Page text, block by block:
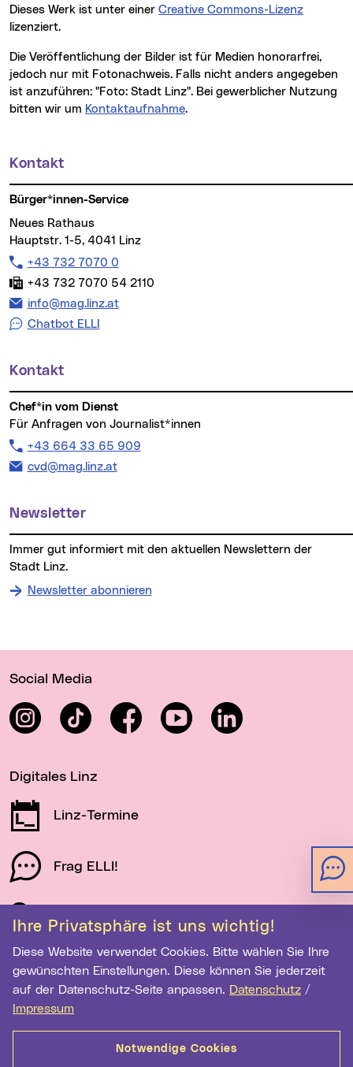
Ihre Privatsphäre ist uns wichtig!
Diese Website verwendet Cookies. Bitte wählen Sie Ihre
gewünschten Einstellungen. Diese können Sie jederzeit
auf der Datenschutz-Seite anpassen. Datenschutz /
Impressum
Notwendige Cookies
Dieses Werk ist unter einer Creative Commons-Lizenz
lizenziert.
Die Veröffentlichung der Bilder ist für Medien honorarfrei,
jedoch nur mit Fotonachweis. Falls nicht anders angegeben
ist anzuführen: "Foto: Stadt Linz". Bei gewerblicher Nutzung
bitten wir um Kontaktaufnahme.
Weitere Informationen
Kontakt
Bürger*innen-Service
Neues Rathaus
Hauptstr. 1-5, 4041 Linz
Telefon:
+43 732 7070 0
Fax:
+43 732 7070 54 2110
E-Mail Adresse:
info@mag.linz.at
Chatbot ELLI
Kontakt
Chef*in vom Dienst
Für Anfragen von Journalist*innen
Telefon:
+43 664 33 65 909
E-Mail Adresse:
cvd@mag.linz.at
Newsletter
Stadt Linz.
Newsletter abonnieren
Social Media
InstagramTikTok FacebookYouTube LinkedIn
Digitales Linz
Linz-Termine
Frag ELLI!
Schau auf Linz
Newsletter-Anmeldung
E-Mail-Adresse eingeben